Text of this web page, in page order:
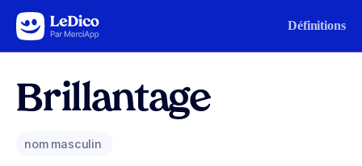
Aller au contenu Définitions
Brillantage
nom masculin